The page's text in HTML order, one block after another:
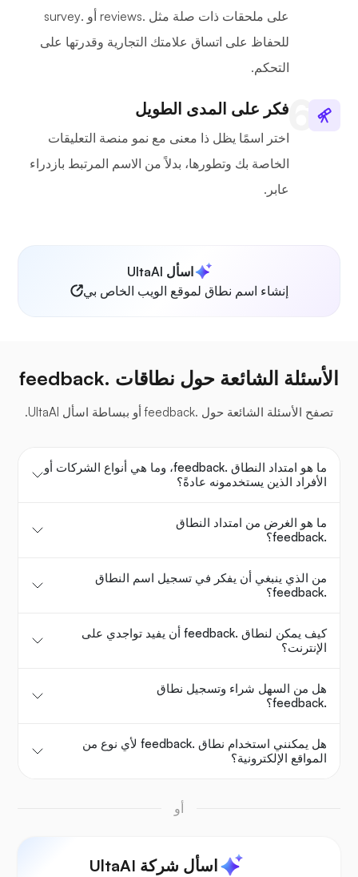
على ملحقات ذات صلة مثل .reviews أو .survey
للحفاظ على اتساق علامتك التجارية وقدرتها على
التحكم.
فكر على المدى الطويل
اختر اسمًا يظل ذا معنى مع نمو منصة التعليقات
الخاصة بك وتطورها، بدلاً من الاسم المرتبط بازدراء
عابر.
اسأل UltaAI
إنشاء اسم نطاق لموقع الويب الخاص بي
الأسئلة الشائعة حول نطاقات .feedback
تصفح الأسئلة الشائعة حول .feedback أو ببساطة اسأل UltaAI.
ما هو امتداد النطاق .feedback، وما هي أنواع الشركات أو
الأفراد الذين يستخدمونه عادةً؟
ما هو الغرض من امتداد النطاق
.feedback؟
من الذي ينبغي أن يفكر في تسجيل اسم النطاق
.feedback؟
كيف يمكن لنطاق .feedback أن يفيد تواجدي على
الإنترنت؟
هل من السهل شراء وتسجيل نطاق
.feedback؟
هل يمكنني استخدام نطاق .feedback لأي نوع من
المواقع الإلكترونية؟
أو
اسأل شركة UltaAI